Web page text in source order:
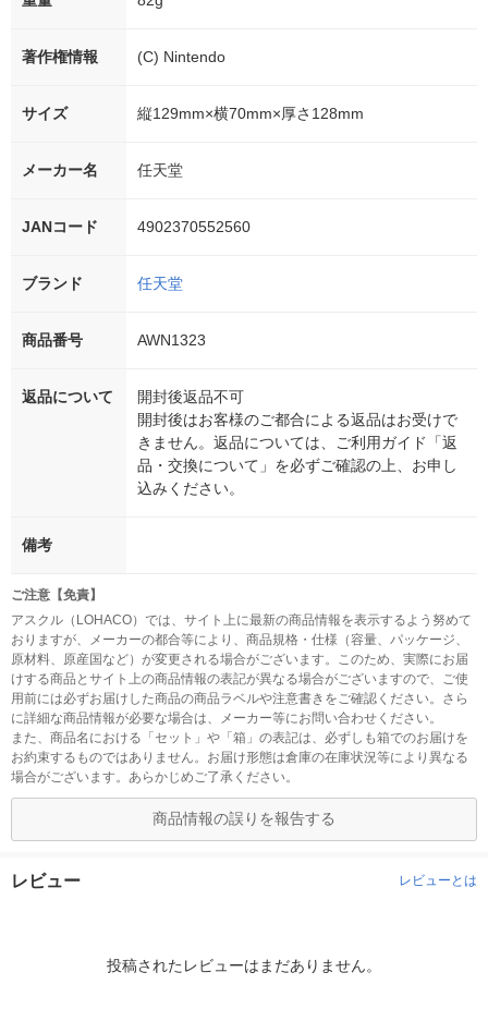
著作権情報 (C) Nintendo
サイズ 縦129mm×横70mm×厚さ128mm
メーカー名 任天堂
JANコード 4902370552560
ブランド 任天堂
商品番号 AWN1323
返品について
開封後返品不可
開封後はお客様のご都合による返品はお受けで
きません。返品については、ご利用ガイド「返
品・交換について」を必ずご確認の上、お申し
込みください。
備考
ご注意【免責】
アスクル（LOHACO）では、サイト上に最新の商品情報を表示するよう努めて
おりますが、メーカーの都合等により、商品規格・仕様（容量、パッケージ、
原材料、原産国など）が変更される場合がございます。このため、実際にお届
けする商品とサイト上の商品情報の表記が異なる場合がございますので、ご使
用前には必ずお届けした商品の商品ラベルや注意書きをご確認ください。さら
に詳細な商品情報が必要な場合は、メーカー等にお問い合わせください。
また、商品名における「セット」や「箱」の表記は、必ずしも箱でのお届けを
お約束するものではありません。お届け形態は倉庫の在庫状況等により異なる
場合がございます。あらかじめご了承ください。
商品情報の誤りを報告する
レビュー レビューとは
投稿されたレビューはまだありません。